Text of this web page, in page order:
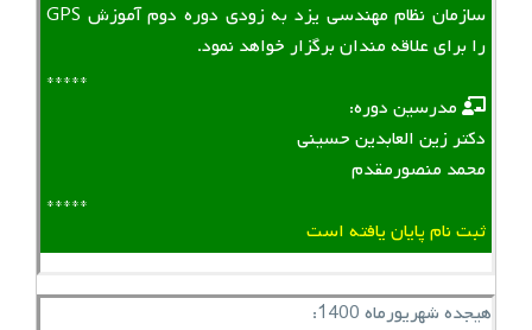
سازمان نظام مهندسی یزد به زودی دوره دوم آموزش GPS
را برای علاقه مندان برگزار خواهد نمود.
*****
‌ ‌ مدرسین دوره:
دکتر زین العابدین حسینی
محمد منصورمقدم
*****
ثبت نام پایان یافته است
هیجده شهریورماه 1400: